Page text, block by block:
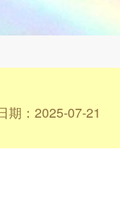
期：2025-07-21